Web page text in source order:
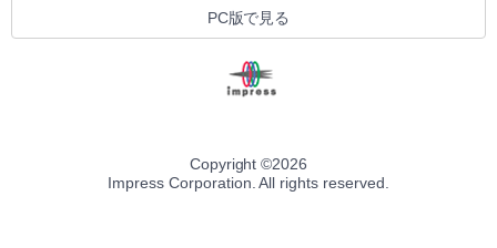
PC版で見る
Copyright ©2026
Impress Corporation. All rights reserved.